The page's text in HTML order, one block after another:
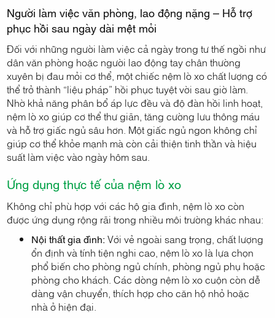
Người làm việc văn phòng, lao động nặng – Hỗ trợ
phục hồi sau ngày dài mệt mỏi
Đối với những người làm việc cả ngày trong tư thế ngồi như
dân văn phòng hoặc người lao động tay chân thường
xuyên bị đau mỏi cơ thể, một chiếc nệm lò xo chất lượng có
thể trở thành “liệu pháp” hồi phục tuyệt vời sau giờ làm.
Nhờ khả năng phân bổ áp lực đều và độ đàn hồi linh hoạt,
nệm lò xo giúp cơ thể thư giãn, tăng cường lưu thông máu
và hỗ trợ giấc ngủ sâu hơn. Một giấc ngủ ngon không chỉ
giúp cơ thể khỏe mạnh mà còn cải thiện tinh thần và hiệu
suất làm việc vào ngày hôm sau.
Ứng dụng thực tế của nệm lò xo
Không chỉ phù hợp với các hộ gia đình, nệm lò xo còn
được ứng dụng rộng rãi trong nhiều môi trường khác nhau:
Nội thất gia đình: Với vẻ ngoài sang trọng, chất lượng
ổn định và tính tiện nghi cao, nệm lò xo là lựa chọn
phổ biến cho phòng ngủ chính, phòng ngủ phụ hoặc
phòng cho khách. Các dòng nệm lò xo cuộn còn dễ
dàng vận chuyển, thích hợp cho căn hộ nhỏ hoặc
nhà ở hiện đại.